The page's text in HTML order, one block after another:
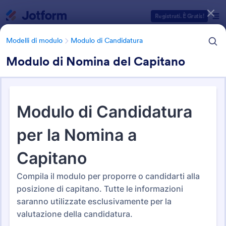
Registrati. È Gratis!
Modelli di modulo Modulo di Candidatura
Modulo di Nomina del Capitano
Modelli di modulo Modulo di Candidatura
Modulo di Candidatura
Categorie Template Moduli